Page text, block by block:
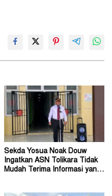
Sekda Yosua Noak Douw
Ingatkan ASN Tolikara Tidak
Mudah Terima Informasi yang